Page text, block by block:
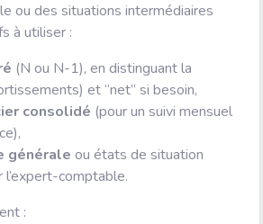
ou des situations intermédiaires
à utiliser :
(N ou N-1), en distinguant la
et “net” si besoin,
consolidé (pour un suivi mensuel
générale ou états de situation
comptable.
: